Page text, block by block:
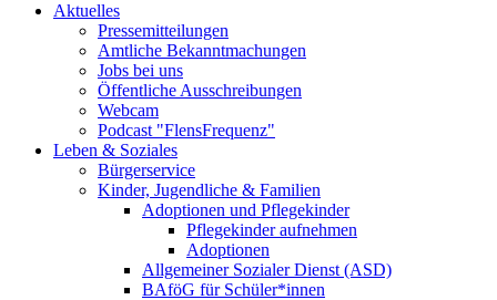
Aktuelles
Pressemitteilungen
Amtliche Bekanntmachungen
Jobs bei uns
Öffentliche Ausschreibungen
Webcam
Podcast "FlensFrequenz"
Leben & Soziales
Bürgerservice
Kinder, Jugendliche & Familien
Adoptionen und Pflegekinder
Pflegekinder aufnehmen
Adoptionen
Allgemeiner Sozialer Dienst (ASD)
BAföG für Schüler*innen